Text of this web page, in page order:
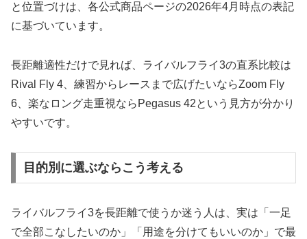
と位置づけは、各公式商品ページの2026年4月時点の表記
に基づいています。
長距離適性だけで見れば、ライバルフライ3の直系比較は
Rival Fly 4、練習からレースまで広げたいならZoom Fly
6、楽なロング走重視ならPegasus 42という見方が分かり
やすいです。
目的別に選ぶならこう考える
ライバルフライ3を長距離で使うか迷う人は、実は「一足
で全部こなしたいのか」「用途を分けてもいいのか」で最